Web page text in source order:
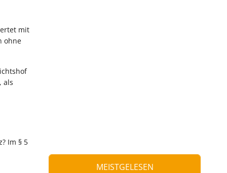
mit
ohne
als
Im § 5
MEISTGELESEN